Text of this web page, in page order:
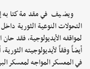
ويضيف في مقدمة كتابه
التحولات النوعية الثورية
لمواقفه الأيديولوجية، فقد
أيضاً وفقاً لأيديولوجيته
في المعسكر المواجه لمعسكر